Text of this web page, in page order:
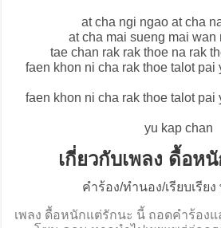
at cha ngi ngao at cha
at cha mai sueng mai wan
tae chan rak rak thoe na rak
faen khon ni cha rak thoe talot pai
faen khon ni cha rak thoe talot pai
yu kap chan
เกี่ยวกับเพลง ดื้อห
คำร้อง/ทำนอง/เรียบเรีย
เพลง ดื้อหนักแต่รักนะ นี้ ถอดคำร้อง